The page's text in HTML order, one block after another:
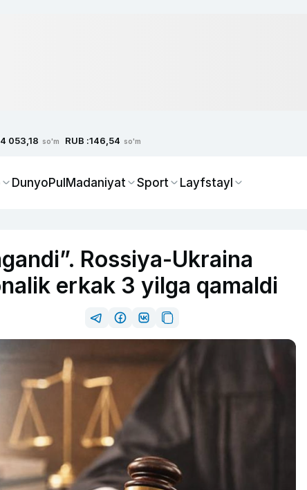
053,18 so'm RUB :146,54 so'm
DunyoPulMadaniyat Sport Layfstayl
Rossiya-Ukraina
erkak 3 yilga qamaldi